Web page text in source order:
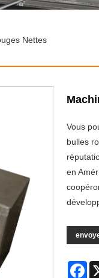
Nettes
Vous
bulles
en